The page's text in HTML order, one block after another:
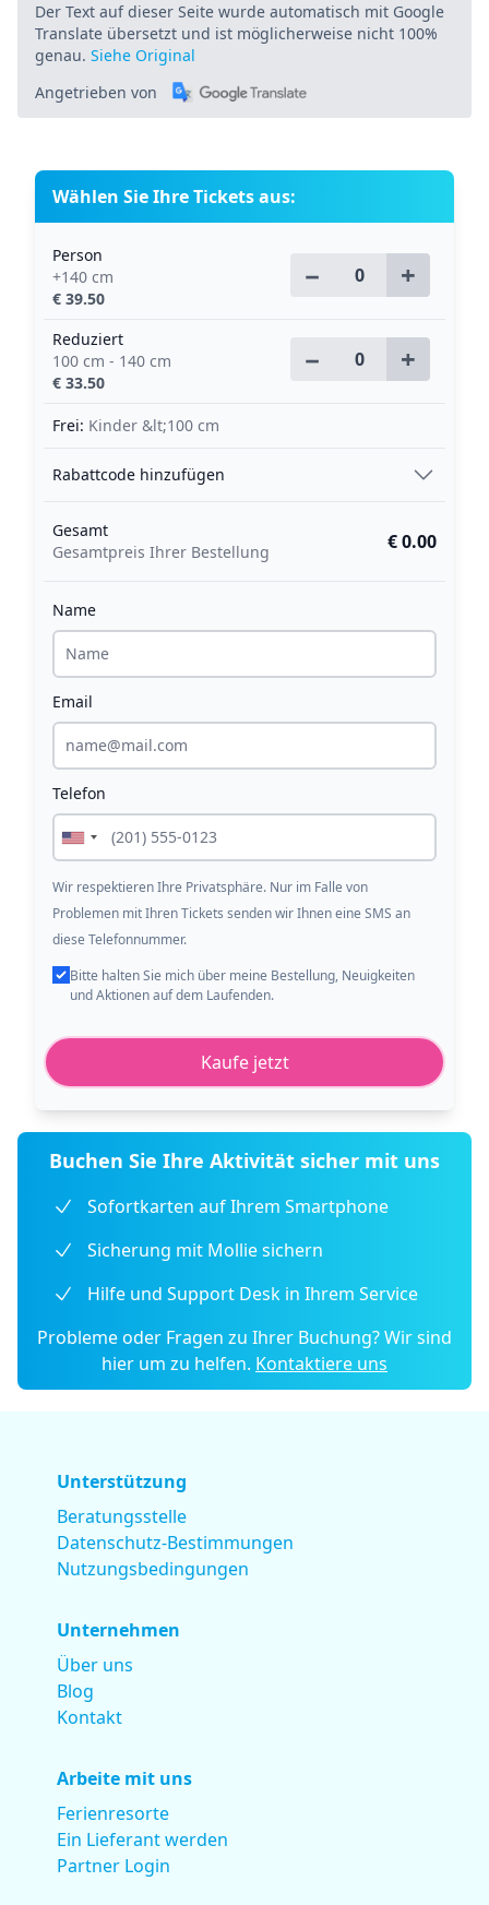
Der Text auf dieser Seite wurde automatisch mit Google
Translate übersetzt und ist möglicherweise nicht 100%
genau. Siehe Original
Angetrieben von
Wählen Sie Ihre Tickets aus:
Person
+140 cm
€ 39.50
− +
Reduziert
100 cm - 140 cm
€ 33.50
− +
Frei: Kinder &lt;100 cm
Rabattcode hinzufügen
Gesamt
Gesamtpreis Ihrer Bestellung
€ 0.00
Name
Email
Telefon
Wir respektieren Ihre Privatsphäre. Nur im Falle von
Problemen mit Ihren Tickets senden wir Ihnen eine SMS an
diese Telefonnummer.
Bitte halten Sie mich über meine Bestellung, Neuigkeiten
und Aktionen auf dem Laufenden.
Kaufe jetzt
Buchen Sie Ihre Aktivität sicher mit uns
Sofortkarten auf Ihrem Smartphone
Sicherung mit Mollie sichern
Hilfe und Support Desk in Ihrem Service
Probleme oder Fragen zu Ihrer Buchung? Wir sind
hier um zu helfen. Kontaktiere uns
Unterstützung
Beratungsstelle
Datenschutz-Bestimmungen
Nutzungsbedingungen
Unternehmen
Über uns
Blog
Kontakt
Arbeite mit uns
Ferienresorte
Ein Lieferant werden
Partner Login